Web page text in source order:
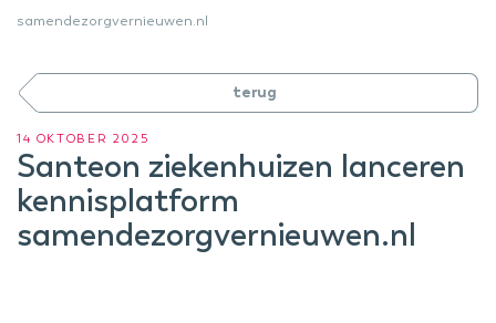
samendezorgvernieuwen.nl
terug
14 OKTOBER 2025
Santeon ziekenhuizen lanceren
kennisplatform
samendezorgvernieuwen.nl